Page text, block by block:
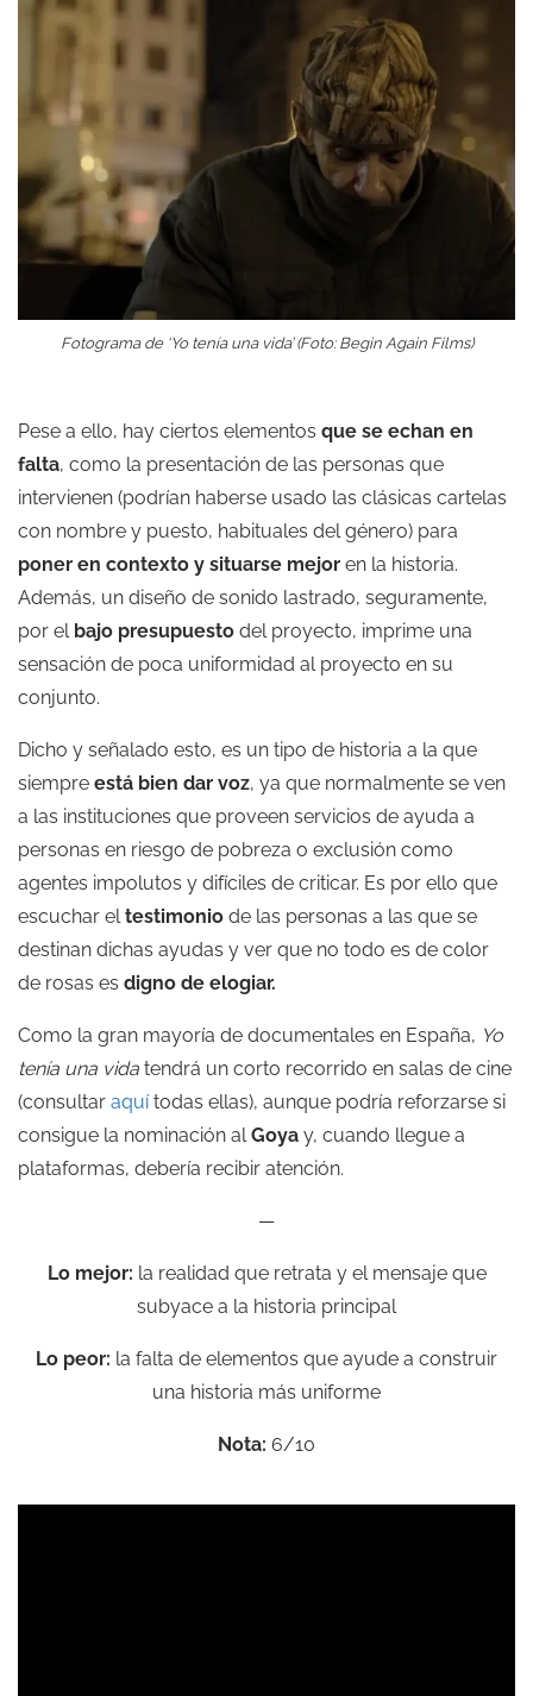
Fotograma de ‘Yo tenía una vida’ (Foto: Begin Again Films)
Pese a ello, hay ciertos elementos que se echan en
falta, como la presentación de las personas que
intervienen (podrían haberse usado las clásicas cartelas
con nombre y puesto, habituales del género) para
poner en contexto y situarse mejor en la historia.
Además, un diseño de sonido lastrado, seguramente,
por el bajo presupuesto del proyecto, imprime una
sensación de poca uniformidad al proyecto en su
conjunto.
Dicho y señalado esto, es un tipo de historia a la que
siempre está bien dar voz, ya que normalmente se ven
a las instituciones que proveen servicios de ayuda a
personas en riesgo de pobreza o exclusión como
agentes impolutos y difíciles de criticar. Es por ello que
escuchar eltestimonio de las personas a las que se
destinan dichas ayudas y ver que no todo es de color
de rosas es digno de elogiar.
Como la gran mayoría de documentales en España, Yo
tenía una vida tendrá un corto recorrido en salas de cine
(consultar aquítodas ellas), aunque podría reforzarse si
consigue la nominación alGoya y, cuando llegue a
plataformas, debería recibir atención.
—
Lo mejor: la realidad que retrata y el mensaje que
subyace a la historia principal
Lo peor: la falta de elementos que ayude a construir
una historia más uniforme
Nota: 6/10